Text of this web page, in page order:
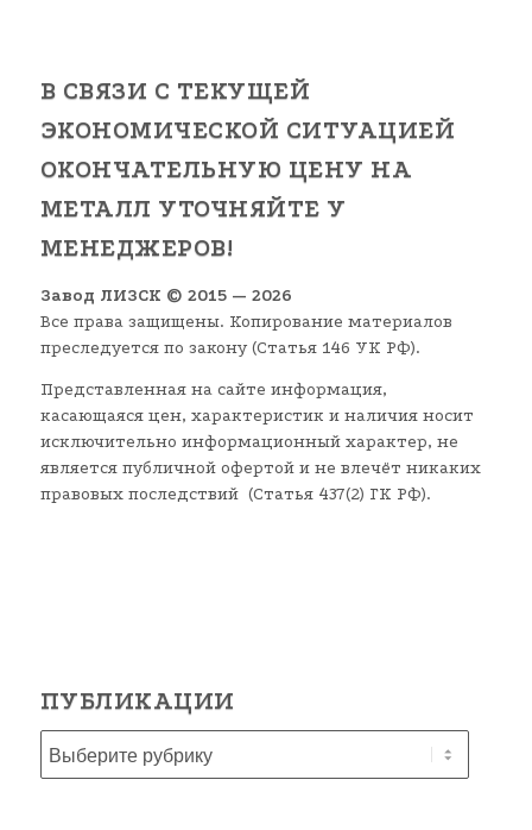
В СВЯЗИ С ТЕКУЩЕЙ
ЭКОНОМИЧЕСКОЙ СИТУАЦИЕЙ
ОКОНЧАТЕЛЬНУЮ ЦЕНУ НА
МЕТАЛЛ УТОЧНЯЙТЕ У
МЕНЕДЖЕРОВ!
Завод ЛИЗСК © 2015 — 2026
Все права защищены. Копирование материалов
преследуется по закону (Статья 146 УК РФ).
Представленная на сайте информация,
касающаяся цен, характеристик и наличия носит
исключительно информационный характер, не
является публичной офертой и не влечёт никаких
правовых последствий (Статья 437(2) ГК РФ).
ПУБЛИКАЦИИ